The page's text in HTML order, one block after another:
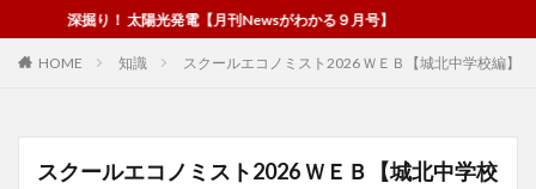
深掘り！ 太陽光発電【月刊Newsがわかる９月号】
HOME 知識 スクールエコノミスト2026 ＷＥＢ【城北中学校編】
スクールエコノミスト2026 ＷＥＢ【城北中学校